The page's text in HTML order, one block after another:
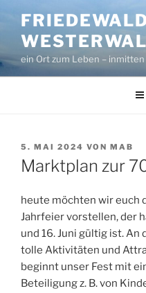
Inhalt
springen
ein Ort zum Leben –
VERÖFFENTLICHT
AM
5. MAI 2024 VON MAB
Marktplan zur
heute möchten wir euch
Jahrfeier vorstellen, der
und 16. Juni gültig ist.
tolle Aktivitäten und
beginnt unser Fest mit
Beteiligung z. B. von